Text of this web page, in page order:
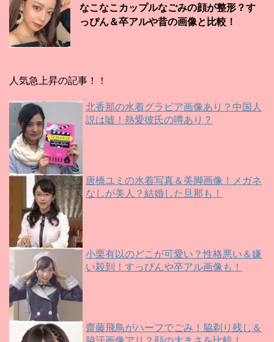
なこなこカップルなごみの顔が整形？す
っぴん＆卒アルや昔の画像と比較！
人気急上昇の記事！！
北香那の水着グラビア画像あり？中国人
説は嘘！熱愛彼氏の噂あり？
唐橋ユミの水着写真＆美脚画像！メガネ
なしが美人？結婚した旦那も！
小栗有以のどこが可愛い？性格悪い＆嫌
い殺到！すっぴんや卒アル画像も！
齋藤飛鳥がハーフでごみ！脇剃り残し＆